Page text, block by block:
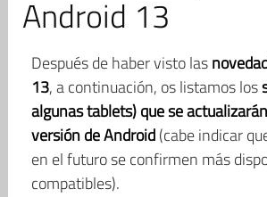
Android 13
Después de haber visto las
13, a continuación, os listamos los
algunas tablets) que se
versión de Android(cabe indicar
en el futuro se confirmen más
compatibles).